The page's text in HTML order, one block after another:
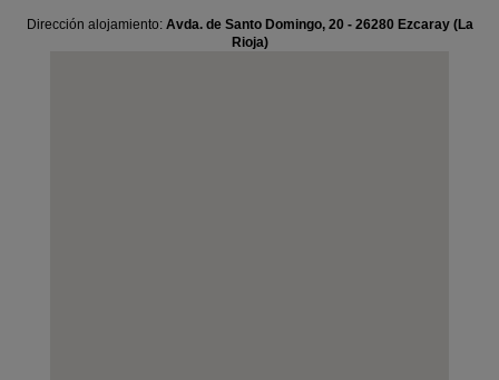
Dirección alojamiento: Avda. de Santo Domingo, 20 - 26280 Ezcaray (La
Rioja)